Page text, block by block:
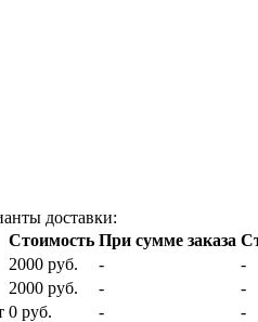
доставки:
Стоимость При сумме заказа
2000 руб. -
-
2000 руб. -
-
0 руб. -
-